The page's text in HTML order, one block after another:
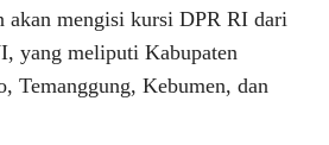
akan mengisi kursi DPR RI dari
yang meliputi Kabupaten
Temanggung, Kebumen, dan